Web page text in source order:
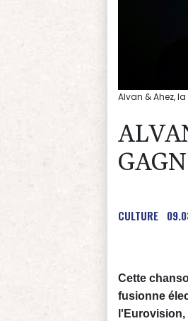
Alvan & Ahez,
CULTURE
Cette
fusionne